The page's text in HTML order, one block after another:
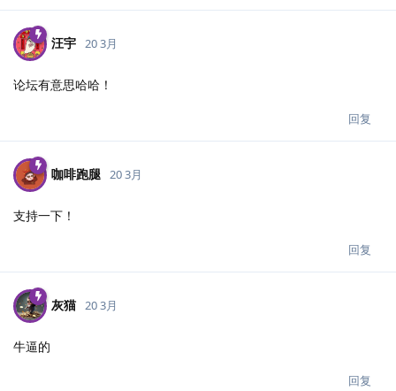
汪宇 20 3月
论坛有意思哈哈！
回复
咖啡跑腿 20 3月
支持一下！
回复
灰猫 20 3月
牛逼的
回复